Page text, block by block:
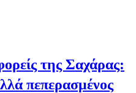
της Σαχάρας:
πεπερασμένος